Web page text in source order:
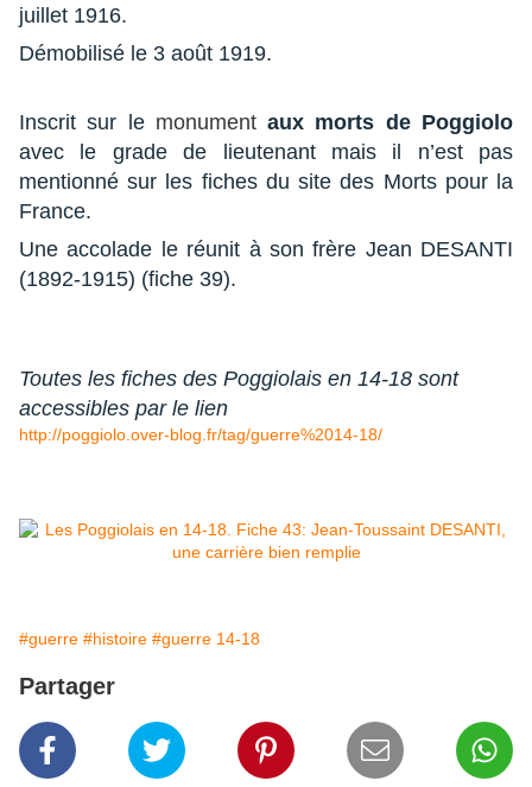
juillet 1916.
Démobilisé le 3 août 1919.
Inscrit sur le monumentaux morts de Poggiolo
avec le grade de lieutenant mais il n’est pas
mentionné sur les fiches du site des Morts pour la
France.
Une accolade le réunit à son frère Jean DESANTI
(1892-1915) (fiche 39).
Toutes les fiches des Poggiolais en 14-18 sont
accessibles par le lien
http://poggiolo.over-blog.fr/tag/guerre%2014-18/
#guerre #histoire #guerre 14-18
Partager